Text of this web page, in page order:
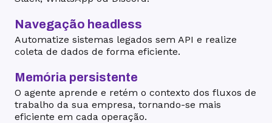
Navegação headless
Automatize sistemas legados sem API e realize
coleta de dados de forma eficiente.
Memória persistente
O agente aprende e retém o contexto dos fluxos de
trabalho da sua empresa, tornando-se mais
eficiente em cada operação.